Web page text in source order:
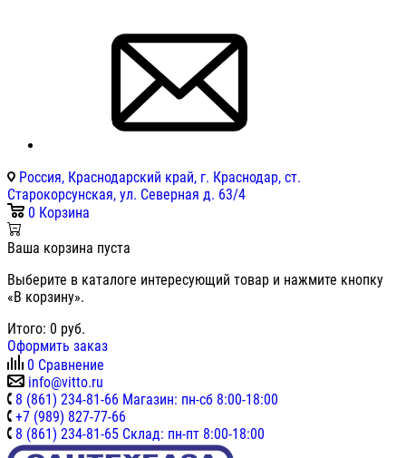
Россия, Краснодарский край, г. Краснодар, ст.
Старокорсунская, ул. Северная д. 63/4
0 Корзина
Ваша корзина пуста
Выберите в каталоге интересующий товар и нажмите кнопку
«В корзину».
Итого: 0 руб.
Оформить заказ
0 Сравнение
info@vitto.ru
8 (861) 234-81-66 Магазин: пн-сб 8:00-18:00
+7 (989) 827-77-66
8 (861) 234-81-65 Склад: пн-пт 8:00-18:00